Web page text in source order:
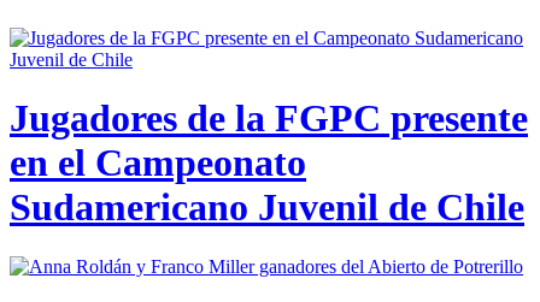
Jugadores de la FGPC presente
en el Campeonato
Sudamericano Juvenil de Chile